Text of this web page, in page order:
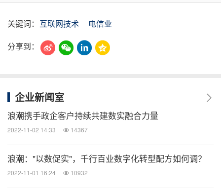
关键词： 互联网技术
电信业
分享到：
企业新闻室
浪潮携手政企客户持续共建数实融合力量
2022-11-02 14:33 14367
浪潮："以数促实"，千行百业数字化转型配方如何调？
2022-11-01 16:24 10932